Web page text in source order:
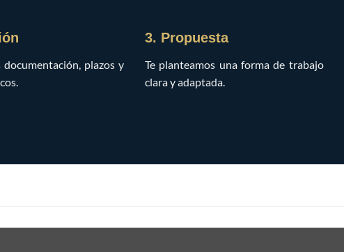
documentación, plazos y
3. Propuesta
Te planteamos una forma de trabajo
clara y adaptada.